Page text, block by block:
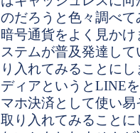
のだろうと色々調べ
暗号通貨をよく見か
ステムが普及発達し
り入れてみることに
ディアというとLINE
マホ決済として使い
取り入れてみること